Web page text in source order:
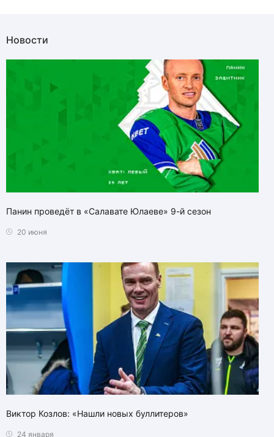
Новости
Панин проведёт в «Салавате Юлаеве» 9-й сезон
20 июня
Виктор Козлов: «Нашли новых буллитеров»
24 января